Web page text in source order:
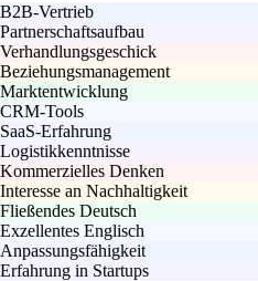
B2B-Vertrieb
Partnerschaftsaufbau
Verhandlungsgeschick
Beziehungsmanagement
Marktentwicklung
CRM-Tools
SaaS-Erfahrung
Logistikkenntnisse
Kommerzielles Denken
Interesse an Nachhaltigkeit
Fließendes Deutsch
Exzellentes Englisch
Anpassungsfähigkeit
Erfahrung in Startups